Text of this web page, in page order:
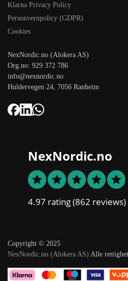
Klarna Privacy Policy
Personvernpolicy (GDPR)
Cookies
NexNordic.no (Alokera AS)
Org.no: 929 372 786
info@nexnordic.no
Huldervegen 24, 7056 Ranheim
NexNordic.no
4.97 rating(862 reviews)
Copyright © 2025
NexNordic.no (Alokera AS) Alle